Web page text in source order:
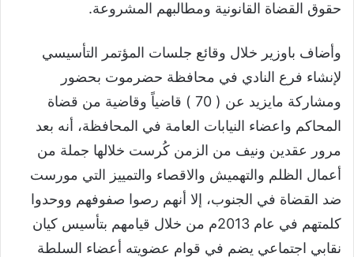
حقوق القضاة القانونية ومطالبهم المشروعة.
وأضاف باوزير خلال وقائع جلسات المؤتمر التأسيسي
لإنشاء فرع النادي في محافظة حضرموت بحضور
ومشاركة مايزيد عن ( 70 ) قاضياً وقاضية من قضاة
المحاكم واعضاء النيابات العامة في المحافظة، أنه بعد
مرور عقدين ونيف من الزمن كُرست خلالها جملة من
أعمال الظلم والتهميش والاقصاء والتمييز التي مورست
ضد القضاة في الجنوب، إلا أنهم رصوا صفوفهم ووحدوا
كلمتهم في عام 2013م من خلال قيامهم بتأسيس كيان
نقابي اجتماعي يضم في قوام عضويته أعضاء السلطة